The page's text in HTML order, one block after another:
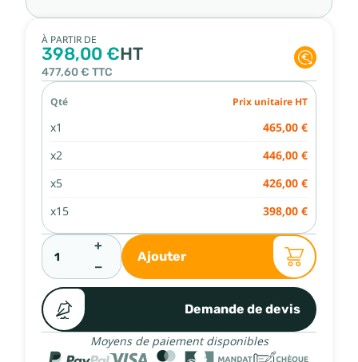
À PARTIR DE
398,00 €HT
477,60 € TTC
Qté Prix unitaire HT
x1 465,00 €
x2 446,00 €
x5 426,00 €
x15 398,00 €
+
−
Ajouter
Demande de devis
Moyens de paiement disponibles